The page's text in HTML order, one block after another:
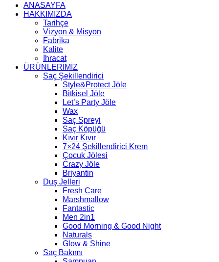
ANASAYFA
HAKKIMIZDA
Tarihçe
Vizyon & Misyon
Fabrika
Kalite
İhracat
ÜRÜNLERİMİZ
Saç Şekillendirici
Style&Protect Jöle
Bitkisel Jöle
Let’s Party Jöle
Wax
Saç Spreyi
Saç Köpüğü
Kıvır Kıvır
7×24 Şekillendirici Krem
Çocuk Jölesi
Crazy Jöle
Briyantin
Duş Jelleri
Fresh Care
Marshmallow
Fantastic
Men 2in1
Good Morning & Good Night
Naturals
Glow & Shine
Saç Bakımı